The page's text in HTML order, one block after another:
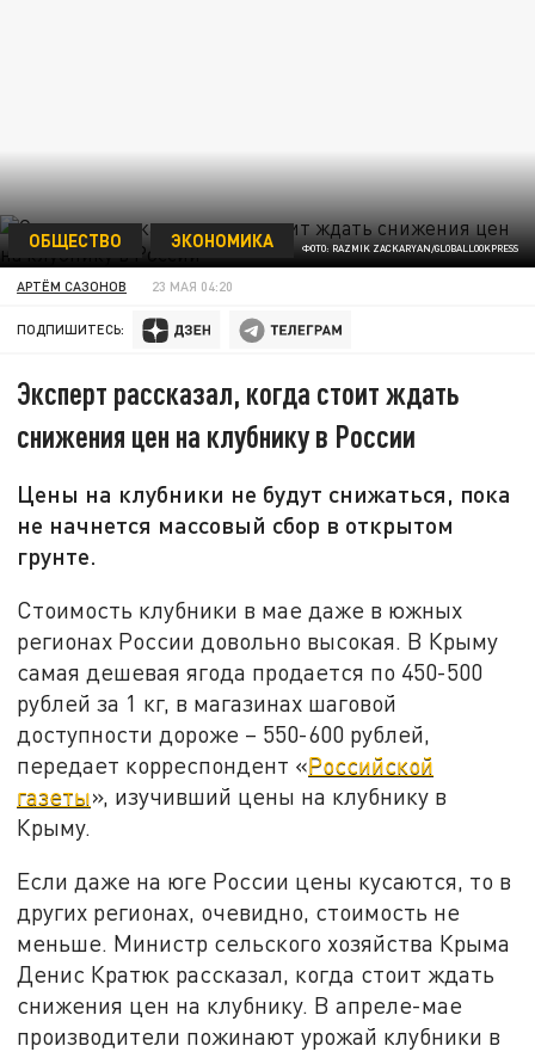
ФОТО: RAZMIK ZACKARYAN/GLOBALLOOKPRESS
ОБЩЕСТВО ЭКОНОМИКА
АРТЁМ САЗОНОВ 23 МАЯ 04:20
ПОДПИШИТЕСЬ:
Эксперт рассказал, когда стоит ждать
снижения цен на клубнику в России
Цены на клубники не будут снижаться, пока
не начнется массовый сбор в открытом
грунте.
Стоимость клубники в мае даже в южных
регионах России довольно высокая. В Крыму
самая дешевая ягода продается по 450-500
рублей за 1 кг, в магазинах шаговой
доступности дороже – 550-600 рублей,
передает корреспондент «Российской
газеты», изучивший цены на клубнику в
Крыму.
Если даже на юге России цены кусаются, то в
других регионах, очевидно, стоимость не
меньше. Министр сельского хозяйства Крыма
Денис Кратюк рассказал, когда стоит ждать
снижения цен на клубнику. В апреле-мае
производители пожинают урожай клубники в